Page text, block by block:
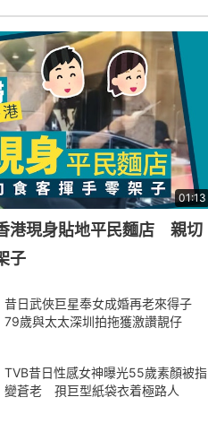
01:13
港現身貼地平民麵店 親切
子
昔日武俠巨星奉女成婚再老來得子
79歲與太太深圳拍拖獲激讚靚仔
TVB昔日性感女神曝光55歲素顏被指
變蒼老 孭巨型紙袋衣着極路人